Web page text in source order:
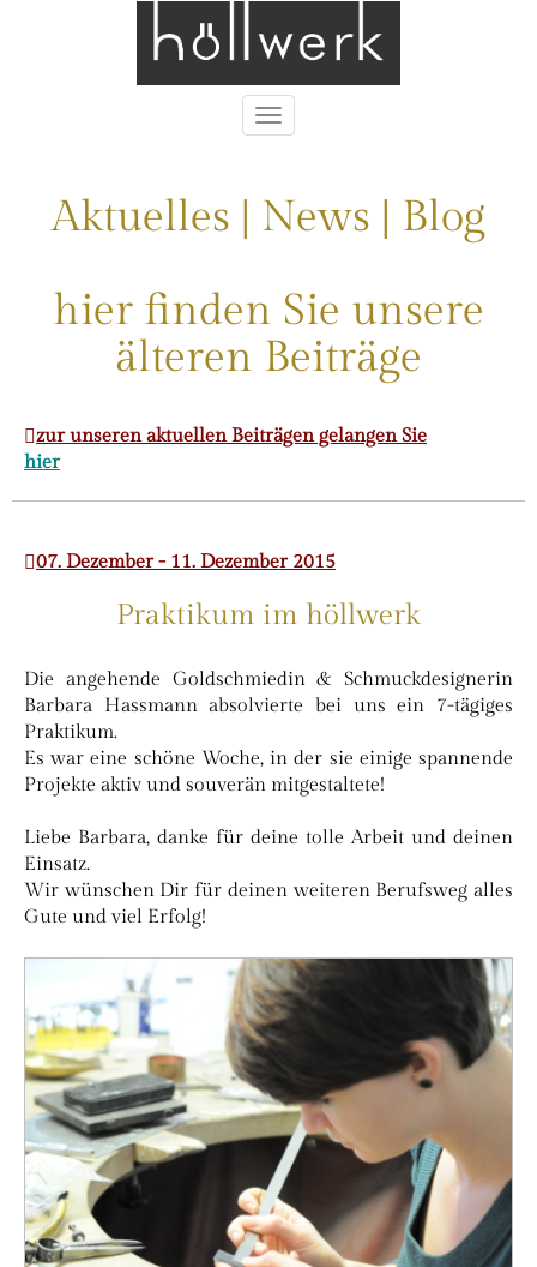
Toggle
Aktuelles | News | Blog
hier finden Sie unsere
älteren Beiträge
zur unseren aktuellen Beiträgen gelangen Sie
hier
07. Dezember - 11. Dezember 2015
Praktikum im höllwerk
Die angehende Goldschmiedin & Schmuckdesignerin
Barbara Hassmann absolvierte bei uns ein 7-tägiges
Praktikum.
Es war eine schöne Woche, in der sie einige spannende
Projekte aktiv und souverän mitgestaltete!
Liebe Barbara, danke für deine tolle Arbeit und deinen
Einsatz.
Wir wünschen Dir für deinen weiteren Berufsweg alles
Gute und viel Erfolg!